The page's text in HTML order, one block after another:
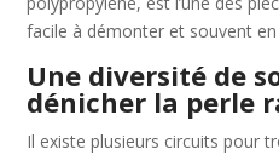
facile à démonter et souvent
Une diversité de
dénicher la perle
Il existe plusieurs circuits pour